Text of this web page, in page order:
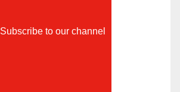
Subscribe to our channel